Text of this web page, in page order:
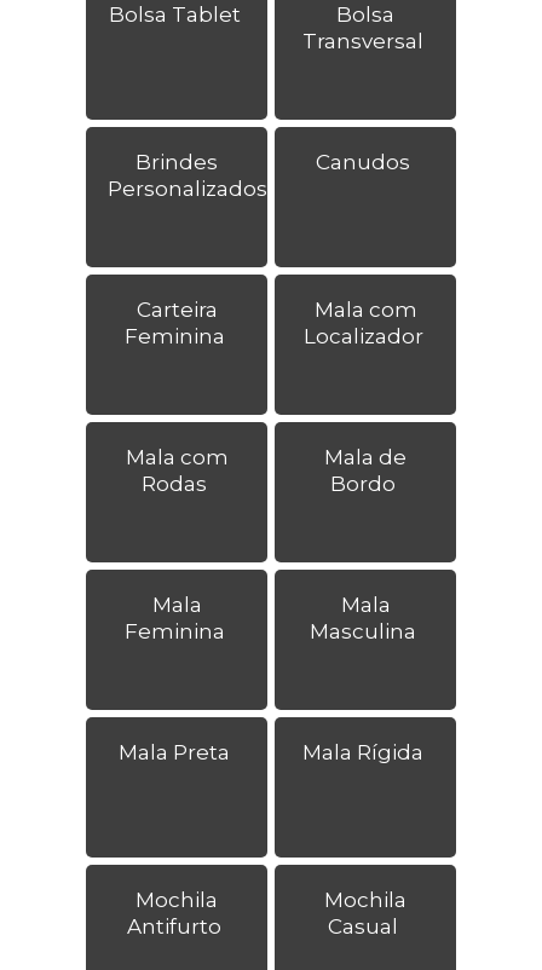
Bolsa Tablet
Bolsa
Transversal
Brindes
Personalizados
Canudos
Carteira
Feminina
Mala com
Localizador
Mala com
Rodas
Mala de
Bordo
Mala
Feminina
Mala
Masculina
Mala Preta Mala Rígida
Mochila
Antifurto
Mochila
Casual